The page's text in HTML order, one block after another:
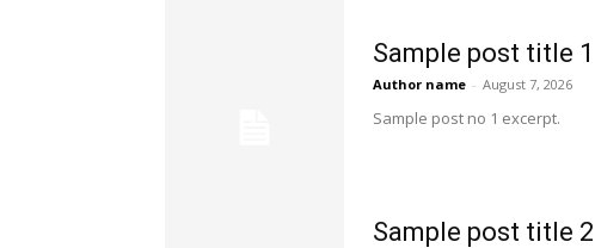
Sample post title 1
Author name - August 7, 2026
Sample post no 1 excerpt.
Sample post title 2